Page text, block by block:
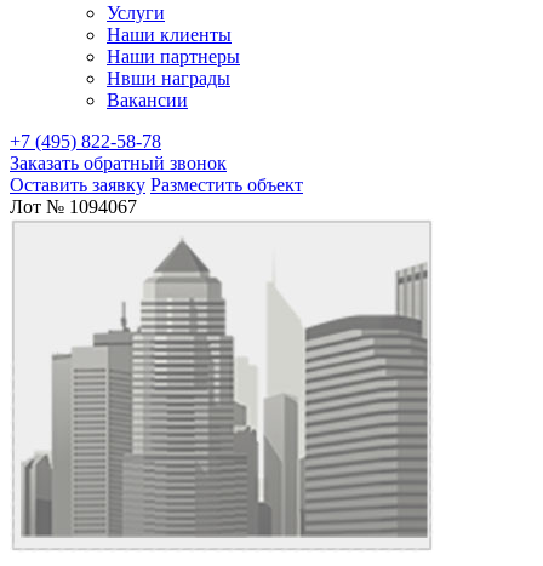
Услуги
Наши клиенты
Наши партнеры
Нвши награды
Вакансии
+7 (495) 822-58-78
Заказать обратный звонок
Оставить заявку Разместить объект
Лот № 1094067